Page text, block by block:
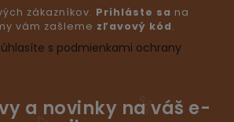
zákazníkov. Prihláste sa na
vám zašleme zľavový kód.
s podmienkami ochrany
a novinky na váš e-